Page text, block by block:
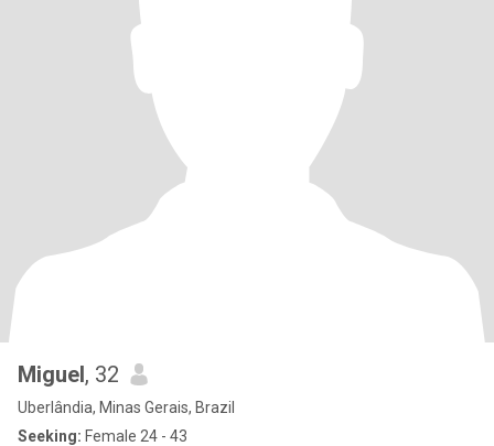
Miguel, 32
Uberlândia, Minas Gerais, Brazil
Seeking: Female 24 - 43